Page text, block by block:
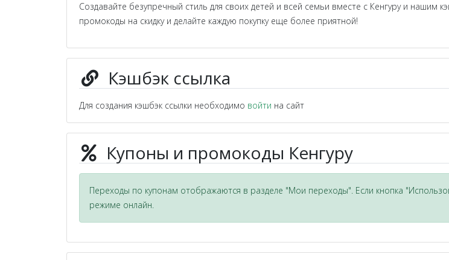
Создавайте безупречный стиль для своих детей и всей семьи вместе с Кенгуру и нашим
промокоды на скидку и делайте каждую покупку еще более приятной!
Кэшбэк ссылка
Для создания кэшбэк ссылки необходимо войти на сайт
Купоны и промокоды Кенгуру
Переходы по купонам отображаются в разделе "Мои переходы". Если кнопка
режиме онлайн.